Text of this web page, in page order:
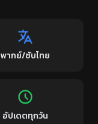
พากย์/ซับไทย
อัปเดตทุกวัน